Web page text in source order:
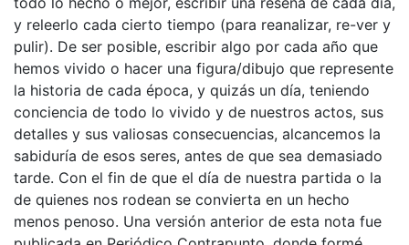
y releerlo cada cierto tiempo (para reanalizar, re-ver y
pulir). De ser posible, escribir algo por cada año que
hemos vivido o hacer una figura/dibujo que represente
la historia de cada época, y quizás un día, teniendo
conciencia de todo lo vivido y de nuestros actos, sus
detalles y sus valiosas consecuencias, alcancemos la
sabiduría de esos seres, antes de que sea demasiado
tarde. Con el fin de que el día de nuestra partida o la
de quienes nos rodean se convierta en un hecho
menos penoso. Una versión anterior de esta nota fue